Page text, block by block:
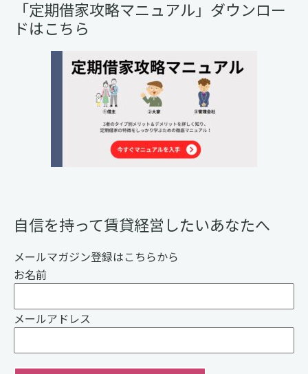
「定期借家攻略マニュアル」ダウンロー
ドはこちら
自信を持って賃貸経営したいあなたへ
メールマガジン登録はこちらから
お名前
メールアドレス